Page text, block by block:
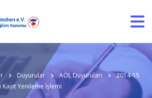
Duyurular AÖL Duyuruları
2014-15
Yenileme İşlemi